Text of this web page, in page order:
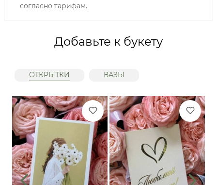
согласно тарифам.
Добавьте к букету
ОТКРЫТКИ ВАЗЫ